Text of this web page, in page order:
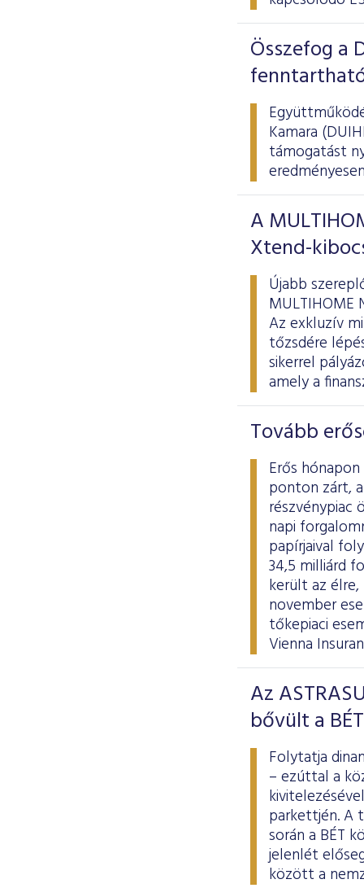
Összefog a
Kamara
támogatást
A
Xtend-
Újabb
MULTIHOME
Az exkluzív
tőzsdére
sikerrel
amely a
Tovább
Erős
ponton zárt,
részvénypiac
napi
papírjaival
34,5 milliárd
került az élre,
november
tőkepiaci
Vienna
Az
bővült a
Folytatja
– ezúttal a
parkettjén. A
során a BÉT
jelenlét
között a